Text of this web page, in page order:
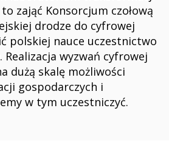
zająć Konsorcjum czołową
drodze do cyfrowej
polskiej nauce uczestnictwo
wyzwań cyfrowej
dużą skalę możliwości
gospodarczych i
w tym uczestniczyć.